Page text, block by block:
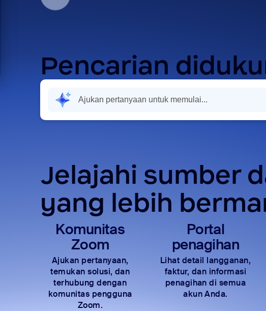
Pencarian
Jelajahi sumber
yang lebih
Komunitas
Zoom
Ajukan pertanyaan,
temukan solusi, dan
terhubung dengan
komunitas pengguna
Zoom.
Portal
penagihan
Lihat detail langganan,
faktur, dan informasi
penagihan di semua
akun Anda.